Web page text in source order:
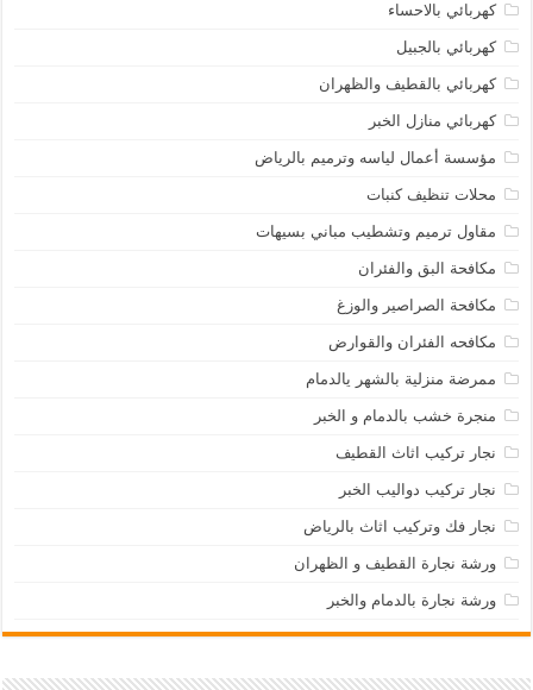
كهربائي بالاحساء
كهربائي بالجبيل
كهربائي بالقطيف والظهران
كهربائي منازل الخبر
مؤسسة أعمال لياسه وترميم بالرياض
محلات تنظيف كنبات
مقاول ترميم وتشطيب مباني بسيهات
مكافحة البق والفئران
مكافحة الصراصير والوزغ
مكافحه الفئران والقوارض
ممرضة منزلية بالشهر يالدمام
منجرة خشب بالدمام و الخبر
نجار تركيب اثاث القطيف
نجار تركيب دواليب الخبر
نجار فك وتركيب اثاث بالرياض
ورشة نجارة القطيف و الظهران
ورشة نجارة بالدمام والخبر